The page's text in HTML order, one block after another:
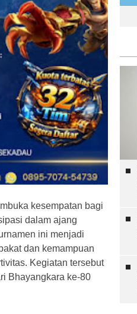
kesempatan bagi
dalam ajang
ini menjadi
dan kemampuan
Kegiatan tersebut
Bhayangkara ke-80